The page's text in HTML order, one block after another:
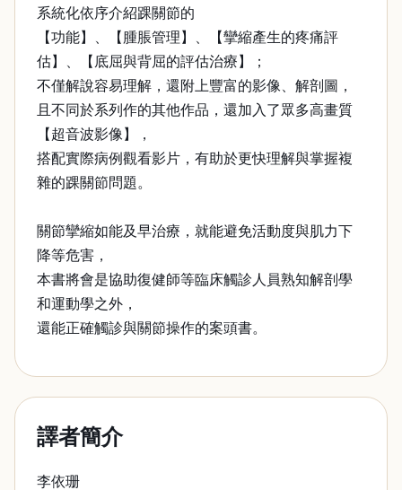
系統化依序介紹踝關節的
【功能】、【腫脹管理】、【攣縮產生的疼痛評
估】、【底屈與背屈的評估治療】；
不僅解說容易理解，還附上豐富的影像、解剖圖，
且不同於系列作的其他作品，還加入了眾多高畫質
【超音波影像】，
搭配實際病例觀看影片，有助於更快理解與掌握複
雜的踝關節問題。
關節攣縮如能及早治療，就能避免活動度與肌力下
降等危害，
本書將會是協助復健師等臨床觸診人員熟知解剖學
和運動學之外，
還能正確觸診與關節操作的案頭書。
譯者簡介
李依珊